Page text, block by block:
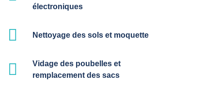
électroniques
Nettoyage des sols et moquette
Vidage des poubelles et
remplacement des sacs